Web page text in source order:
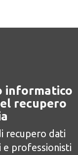
informatico
recupero
recupero dati
e professionisti